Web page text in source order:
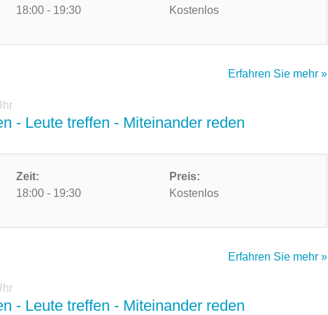
18:00 - 19:30
Kostenlos
Erfahren Sie mehr »
- Leute treffen - Miteinander reden
Zeit:
18:00 - 19:30
Preis:
Kostenlos
Erfahren Sie mehr »
- Leute treffen - Miteinander reden